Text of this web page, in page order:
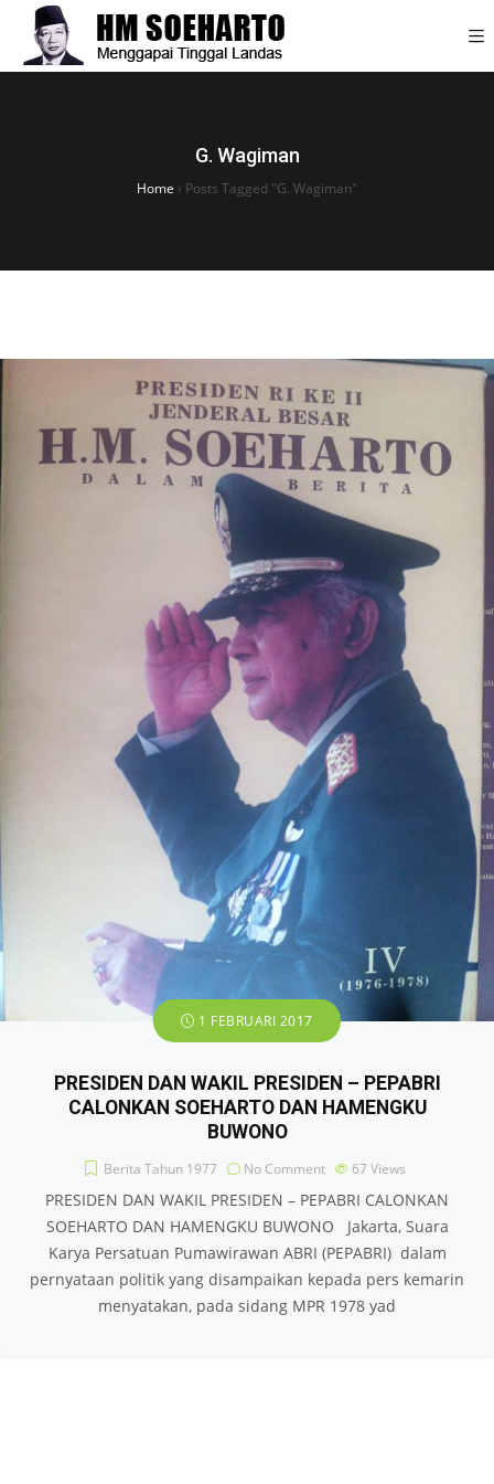
G. Wagiman
Home › Posts Tagged "G. Wagiman"
1 FEBRUARI 2017
PRESIDEN DAN WAKIL PRESIDEN – PEPABRI
CALONKAN SOEHARTO DAN HAMENGKU
BUWONO
Berita Tahun 1977 No Comment 67 Views
PRESIDEN DAN WAKIL PRESIDEN – PEPABRI CALONKAN
SOEHARTO DAN HAMENGKU BUWONO Jakarta, Suara
Karya Persatuan Pumawirawan ABRI (PEPABRI) dalam
pernyataan politik yang disampaikan kepada pers kemarin
menyatakan, pada sidang MPR 1978 yad